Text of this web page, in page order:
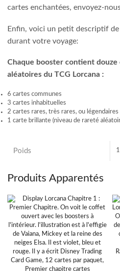
cartes enchantées, envoyez-
Enfin, voici un petit descriptif
durant votre voyage:
Chaque booster contient
aléatoires du TCG Lorcana :
6 cartes communes
3 cartes inhabituelles
2 cartes rares, très rares, ou légendaires
1 carte brillante (niveau de rareté
Poids
Produits Apparentés